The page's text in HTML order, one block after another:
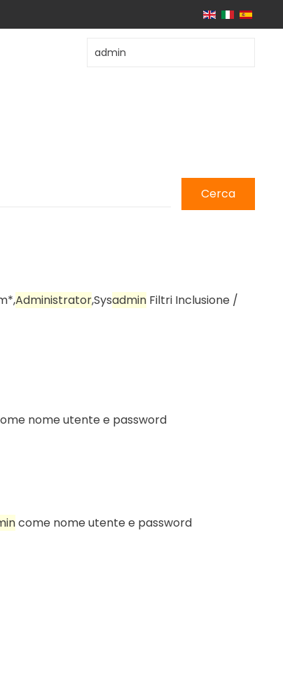
Cerca
Administrator,Sysadmin Filtri Inclusione /
nome utente e password
come nome utente e password